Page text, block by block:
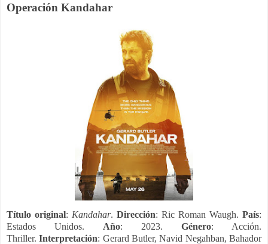
Operación Kandahar
Título original: Kandahar. Dirección: Ric Roman Waugh. País:
Estados Unidos. Año: 2023. Género: Acción.
Thriller.Interpretación: Gerard Butler, Navid Negahban, Bahador